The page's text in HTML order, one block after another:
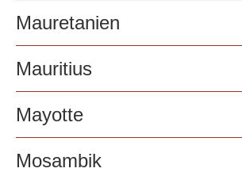
Mauretanien
Mauritius
Mayotte
Mosambik